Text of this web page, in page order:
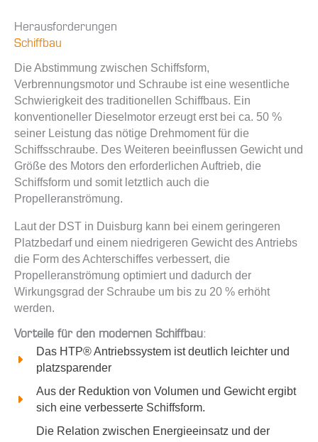
Herausforderungen
Schiffbau
Die Abstimmung zwischen Schiffsform,
Verbrennungsmotor und Schraube ist eine wesentliche
Schwierigkeit des traditionellen Schiffbaus. Ein
konventioneller Dieselmotor erzeugt erst bei ca. 50 %
seiner Leistung das nötige Drehmoment für die
Schiffsschraube. Des Weiteren beeinflussen Gewicht und
Größe des Motors den erforderlichen Auftrieb, die
Schiffsform und somit letztlich auch die
Propelleranströmung.
Laut der DST in Duisburg kann bei einem geringeren
Platzbedarf und einem niedrigeren Gewicht des Antriebs
die Form des Achterschiffes verbessert, die
Propelleranströmung optimiert und dadurch der
Wirkungsgrad der Schraube um bis zu 20 % erhöht
werden.
Vorteile für den modernen Schiffbau:
Das HTP® Antriebssystem ist deutlich leichter und
platzsparender
Aus der Reduktion von Volumen und Gewicht ergibt
sich eine verbesserte Schiffsform.
Die Relation zwischen Energieeinsatz und der